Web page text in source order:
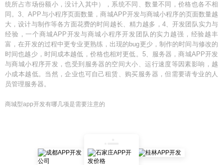
统所占市场份额小，没计入其中），系统不同、数量不同，价格也各不相
同。3、APP与小程序页面数量，商城APP开发与商城小程序的页面数量越
大，设计与制作等各方面花费的时间越长、精力越多，4、开发团队实力与
经验，一个商城APP开发与商城小程序开发团队的实力越强，经验越丰
富，在开发的过程中更专业更熟练，出现的bug更少，制作的时间与修改的
时间也越少，时间成本越低，价格也相对更低。5、服务器，商城APP开发
与商城小程序开发，也受到服务器的空间大小、运行速度等因素影响，越
小成本越低。当然，企业也可自己租赁、购买服务器，但需要请专业的人
员管理服务器。
商城型app开发有哪几项是需要注意的